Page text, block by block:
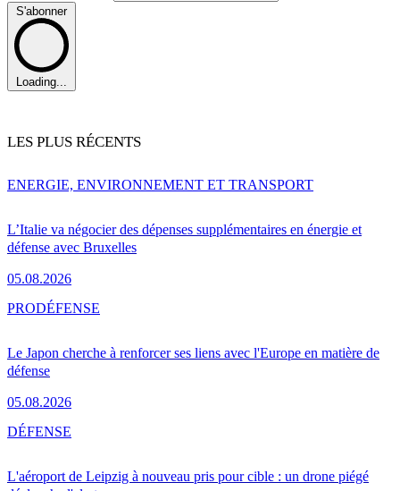
S'abonner
Loading...
LES PLUS RÉCENTS
L’Italie va négocier des dépenses supplémentaires en énergie et
défense avec Bruxelles
05.08.2026
ENERGIE, ENVIRONNEMENT ET TRANSPORT
Le Japon cherche à renforcer ses liens avec l'Europe en matière de
défense
05.08.2026
PRODÉFENSE
L'aéroport de Leipzig à nouveau pris pour cible : un drone piégé
DÉFENSE